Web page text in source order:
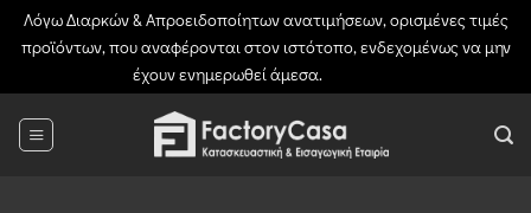
Λόγω Διαρκών & Απροειδοποίητων ανατιμήσεων, ορισμένες τιμές
προϊόντων, που αναφέρονται στον ιστότοπο, ενδεχομένως να μην
έχουν ενημερωθεί άμεσα.